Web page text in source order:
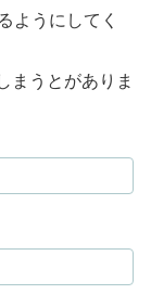
ようにしてく
まうとがありま